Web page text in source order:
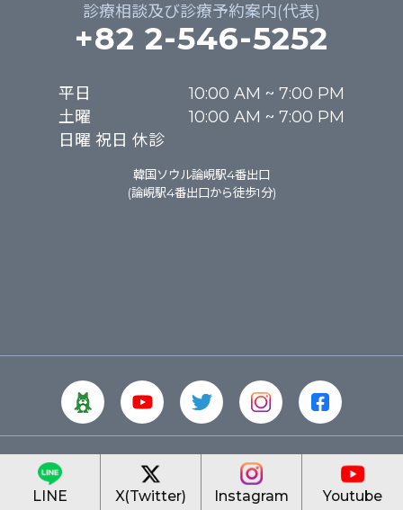
診療相談及び診療予約案内(代表)
+82 2-546-5252
平日
土曜
日曜 祝日 休診
10:00 AM ~ 7:00 PM
10:00 AM ~ 7:00 PM
韓国ソウル論峴駅4番出口
(論峴駅4番出口から徒歩1分)
LINE X(Twitter) Instagram Youtube